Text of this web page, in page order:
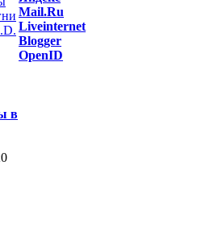
в
Mail.Ru
Liveinternet
Blogger
OpenID